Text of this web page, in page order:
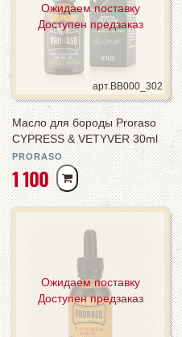
Ожидаем поставку
Доступен предзаказ
арт.BB000_302
Масло для бороды Proraso
CYPRESS & VETYVER 30ml
PRORASO
1 100РУБ
Ожидаем поставку
Доступен предзаказ